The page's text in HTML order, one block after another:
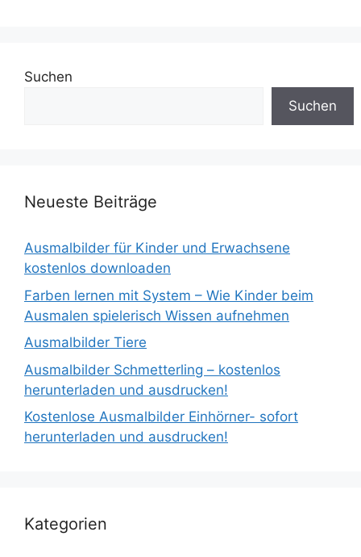
Suchen
Suchen
Neueste Beiträge
Ausmalbilder für Kinder und Erwachsene
kostenlos downloaden
Farben lernen mit System – Wie Kinder beim
Ausmalen spielerisch Wissen aufnehmen
Ausmalbilder Tiere
Ausmalbilder Schmetterling – kostenlos
herunterladen und ausdrucken!
Kostenlose Ausmalbilder Einhörner- sofort
herunterladen und ausdrucken!
Kategorien